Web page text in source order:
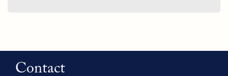
Contact